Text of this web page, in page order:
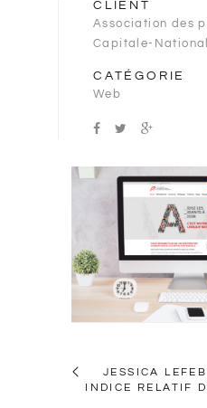
CLIENT
Association des
Capitale-
CATÉGORIE
Web
JESSICA
INDICE RELATIF